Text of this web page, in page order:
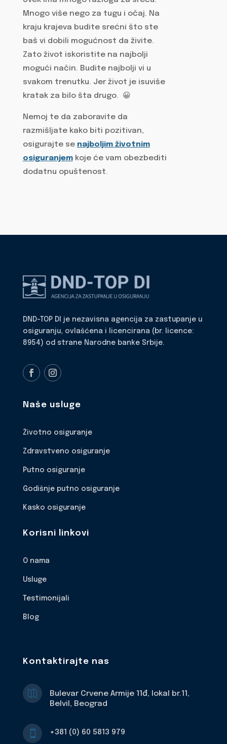
Mnogo više nego za tugu i očaj. Na
kraju krajeva budite srećni što ste
baš vi dobili mogućnost da živite.
Zato život iskoristite na najbolji
mogući način. Budite najbolji vi u
svakom trenutku. Jer život je isuviše
kratak za bilo šta drugo. 😀
Nemoj te da zaboravite da
razmišljate kako biti pozitivan,
osigurajte se najboljim životnim
osiguranjemkoje će vam obezbediti
dodatnu opuštenost.
DND-TOP DI je nezavisna agencija za zastupanje u
osiguranju, ovlašćena i licencirana (br. licence:
8954) od strane Narodne banke Srbije.
Naše usluge
Životno osiguranje
Zdravstveno osiguranje
Putno osiguranje
Godišnje putno osiguranje
Kasko osiguranje
Korisni linkovi
O nama
Usluge
Testimonijali
Blog
Kontaktirajte nas
Bulevar Crvene Armije 11đ, lokal br.11,
Belvil, Beograd
+381 (0) 60 5813 979